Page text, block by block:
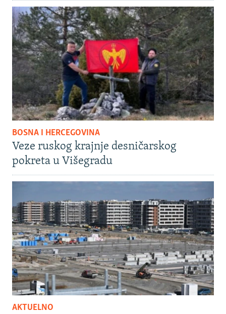
BOSNA I HERCEGOVINA
Veze ruskog krajnje desničarskog
pokreta u Višegradu
AKTUELNO